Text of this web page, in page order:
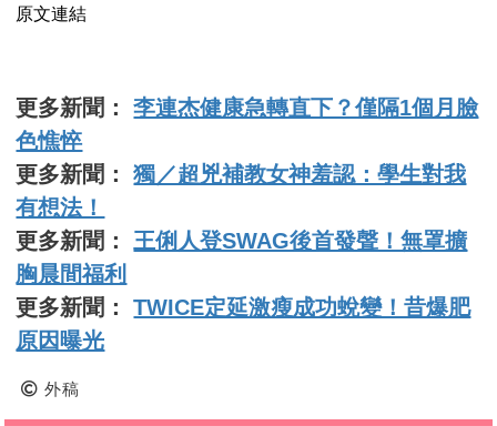
原文連結
更多新聞：李連杰健康急轉直下？僅隔1個月臉
色憔悴
更多新聞：獨／超兇補教女神羞認：學生對我
有想法！
更多新聞： 王俐人登SWAG後首發聲！無罩擴
胸晨間福利
更多新聞：TWICE定延激瘦成功蛻變！昔爆肥
原因曝光
外稿